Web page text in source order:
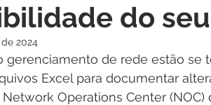
do
2024
gerenciamento de rede estão se
Excel para documentar
Operations Center